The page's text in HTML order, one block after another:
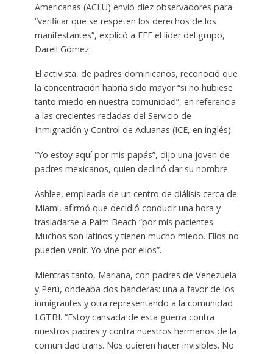
Americanas (ACLU) envió diez observadores para
“verificar que se respeten los derechos de los
manifestantes”, explicó a EFE el líder del grupo,
Darell Gómez.
El activista, de padres dominicanos, reconoció que
la concentración habría sido mayor “si no hubiese
tanto miedo en nuestra comunidad”, en referencia
a las crecientes redadas del Servicio de
Inmigración y Control de Aduanas (ICE, en inglés).
“Yo estoy aquí por mis papás”, dijo una joven de
padres mexicanos, quien declinó dar su nombre.
Ashlee, empleada de un centro de diálisis cerca de
Miami, afirmó que decidió conducir una hora y
trasladarse a Palm Beach “por mis pacientes.
Muchos son latinos y tienen mucho miedo. Ellos no
pueden venir. Yo vine por ellos”.
Mientras tanto, Mariana, con padres de Venezuela
y Perú, ondeaba dos banderas: una a favor de los
inmigrantes y otra representando a la comunidad
LGTBI. “Estoy cansada de esta guerra contra
nuestros padres y contra nuestros hermanos de la
comunidad trans. Nos quieren hacer invisibles. No